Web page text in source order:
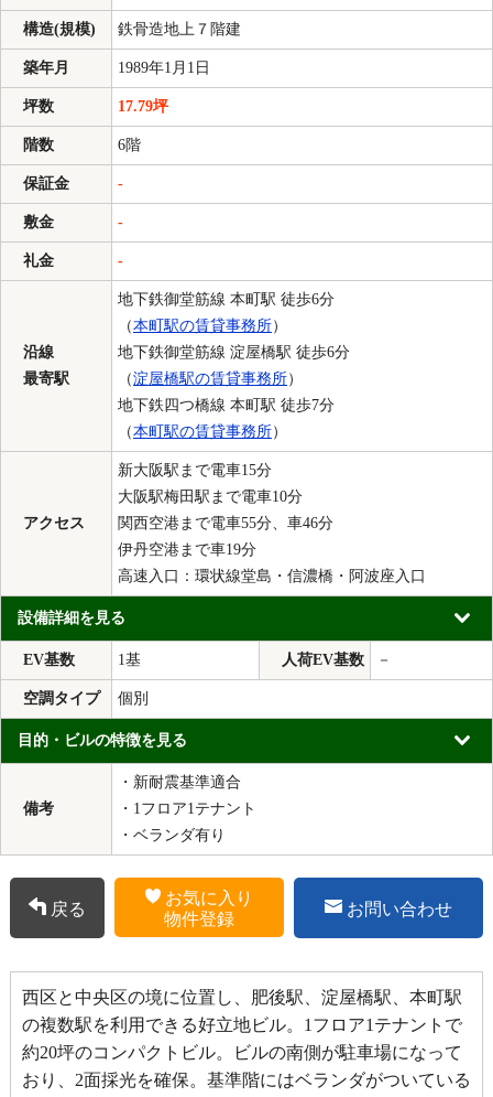
構造(規模) 鉄骨造地上７階建
築年月 1989年1月1日
坪数 17.79坪
階数 6階
保証金 -
敷金 -
礼金 -
沿線
最寄駅
地下鉄御堂筋線 本町駅 徒歩6分
（本町駅の賃貸事務所）
地下鉄御堂筋線 淀屋橋駅 徒歩6分
（淀屋橋駅の賃貸事務所）
地下鉄四つ橋線 本町駅 徒歩7分
（本町駅の賃貸事務所）
アクセス
新大阪駅まで電車15分
大阪駅梅田駅まで電車10分
関西空港まで電車55分、車46分
伊丹空港まで車19分
高速入口：環状線堂島・信濃橋・阿波座入口
設備詳細を見る
EV基数 1基 人荷EV基数 －
空調タイプ 個別
目的・ビルの特徴を見る
備考
・新耐震基準適合
・1フロア1テナント
・ベランダ有り
戻る
お気に入り
物件登録
お問い合わせ
西区と中央区の境に位置し、肥後駅、淀屋橋駅、本町駅
の複数駅を利用できる好立地ビル。1フロア1テナントで
約20坪のコンパクトビル。ビルの南側が駐車場になって
おり、2面採光を確保。基準階にはベランダがついている